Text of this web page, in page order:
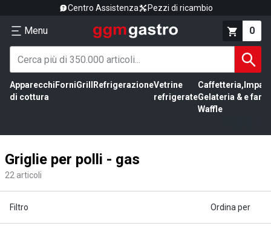
Centro Assistenza Pezzi di ricambio
Menu 0
Apparecchi
di cottura
ForniGrill RefrigerazioneVetrine
refrigerate
Caffetteria,
Gelateria &
Waffle
e
Griglie per polli - gas
22 articoli
Filtro Ordina per